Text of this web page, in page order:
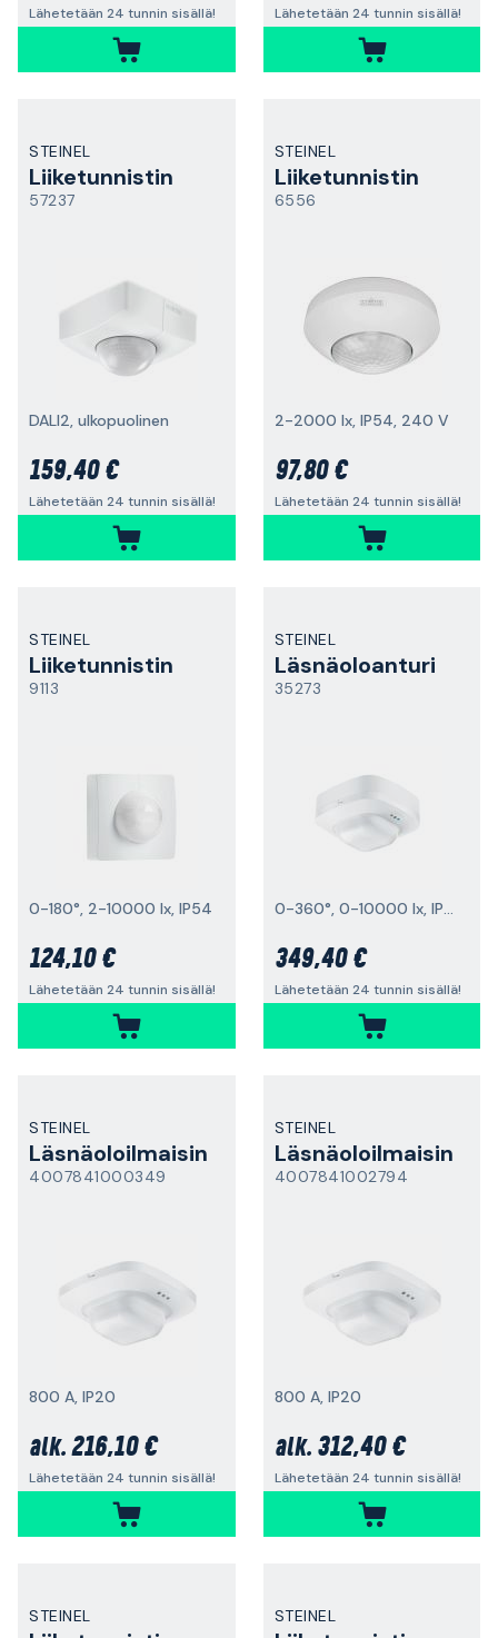
Lähetetään 24 tunnin sisällä! Lähetetään 24 tunnin sisällä!
STEINEL
Liiketunnistin
57237
DALI2, ulkopuolinen
159,40 €
Lähetetään 24 tunnin sisällä!
STEINEL
Liiketunnistin
6556
2-2000 lx, IP54, 240 V
97,80 €
Lähetetään 24 tunnin sisällä!
STEINEL
Liiketunnistin
9113
0-180°, 2-10000 lx, IP54
124,10 €
Lähetetään 24 tunnin sisällä!
STEINEL
Läsnäoloanturi
35273
0-360°, 0-10000 lx, IP20
349,40 €
Lähetetään 24 tunnin sisällä!
STEINEL
Läsnäoloilmaisin
4007841000349
800 A, IP20
alk. 216,10 €
Lähetetään 24 tunnin sisällä!
STEINEL
Läsnäoloilmaisin
4007841002794
800 A, IP20
alk. 312,40 €
Lähetetään 24 tunnin sisällä!
STEINEL STEINEL